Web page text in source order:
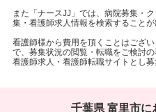
また「ナースJJ」では、病院募集・
集・看護師求人情報を検索することが
看護師様から費用を頂くことはござ
で、募集状況の閲覧・転職をご検討
看護師求人・看護師転職サイトとし
千葉県 富里市に